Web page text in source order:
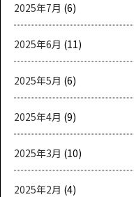
2025年7月 (6)
2025年6月 (11)
2025年5月 (6)
2025年4月 (9)
2025年3月 (10)
2025年2月 (4)